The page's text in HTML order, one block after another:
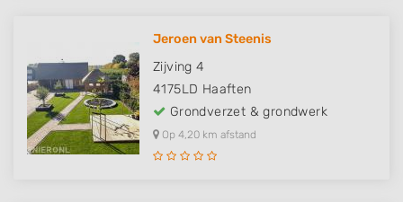
Jeroen van Steenis
Zijving 4
4175LD Haaften
Grondverzet & grondwerk
Op 4,20 km afstand